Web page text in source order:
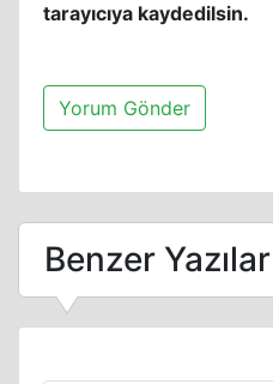
tarayıcıya kaydedilsin.
Benzer Yazılar